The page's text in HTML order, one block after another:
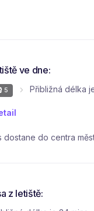
ve dne:
5 Přibližná délka
dostane do centra
z letiště: